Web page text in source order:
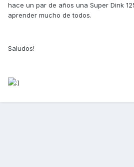
hace un par de años una Super Dink
aprender mucho de todos.
Saludos!